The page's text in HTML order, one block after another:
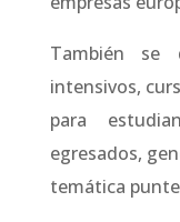
También se
intensivos,
para
egresados,
temática